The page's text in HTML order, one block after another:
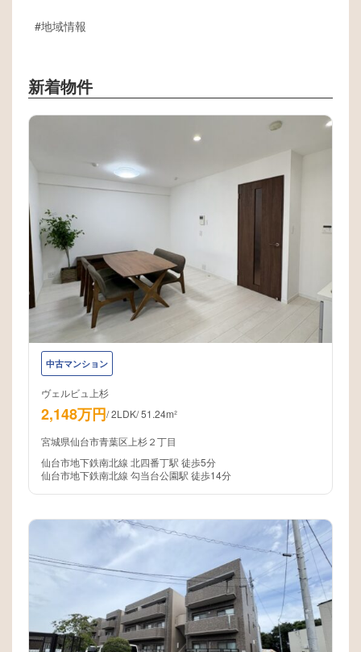
地域情報
新着物件
中古マンション
ヴェルビュ上杉
2,148万円/2LDK/51.24m²
宮城県仙台市青葉区上杉２丁目
仙台市地下鉄南北線 北四番丁駅 徒歩5分
仙台市地下鉄南北線 勾当台公園駅 徒歩14分